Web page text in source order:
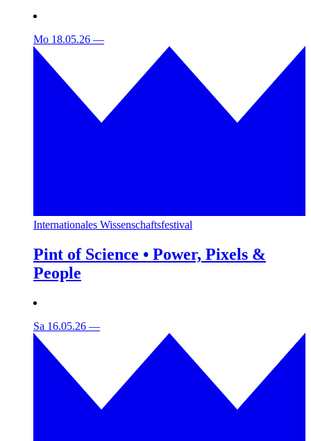
Mo 18.05.26 —
Internationales Wissenschaftsfestival
Pint of Science • Power, Pixels &
People
Sa 16.05.26 —